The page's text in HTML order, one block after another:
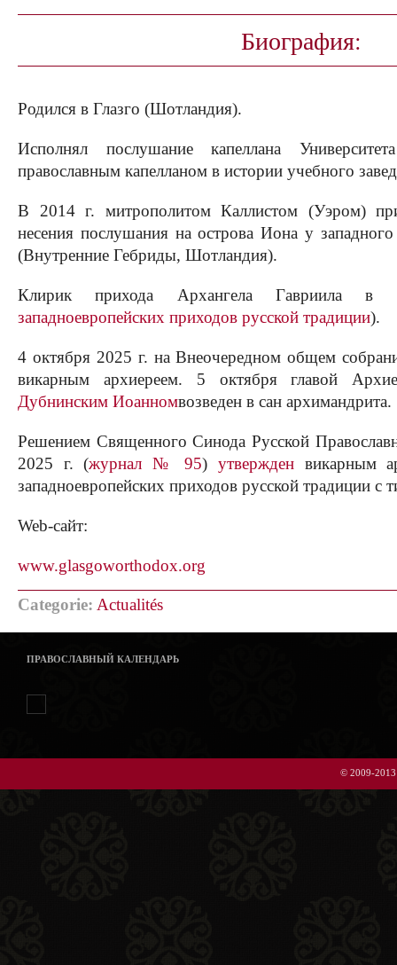
Биография:
Родился в Глазго (Шотландия).
Исполнял послушание капеллана
православным капелланом в истории учебного
В 2014 г. митрополитом Каллистом (Уэром)
несения послушания на острова Иона у
(Внутренние Гебриды, Шотландия).
Клирик прихода Архангела Гавриила в
западноевропейских приходов русской традиции).
4 октября 2025 г. на Внеочередном общем
викарным архиереем. 5 октября главой
Дубнинским Иоанномвозведен в сан архимандрита.
Решением Священного Синода Русской
2025 г. (журнал № 95)утвержден викарным
западноевропейских приходов русской традиции с
Web-сайт:
www.glasgoworthodox.org
Categorie: Actualités
ПРАВОСЛАВНЫЙ КАЛЕНДАРЬ
© 2009-2013